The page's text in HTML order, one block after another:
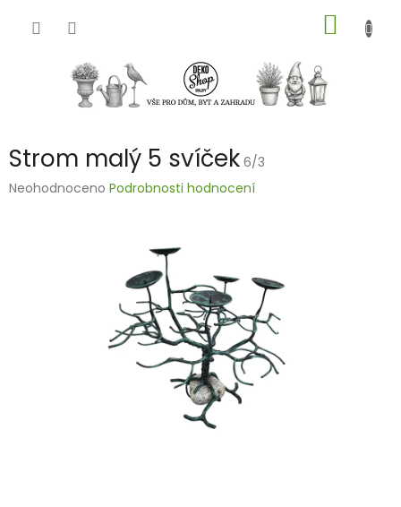
KOŠÍK
Strom malý 5 svíček 6/3
Průměrné
Neohodnoceno Podrobnosti hodnocení